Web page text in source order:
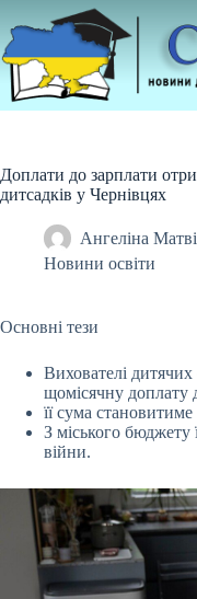
до
вмісту
Доплати до зарплати
дитсадків у Чернівцях
Ангеліна
Новини освіти
Основні тези
Вихователі
щомісячну доплату
її сума
З міського бюджету
війни.